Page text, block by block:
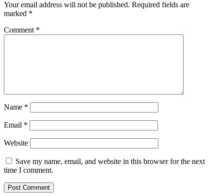
Your email address will not be published. Required fields are
marked *
Comment *
Name *
Email *
Website
Save my name, email, and website in this browser for the next
time I comment.